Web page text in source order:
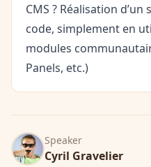
CMS ? Réalisation
code, simplement en
modules
Panels, etc.)
Speaker
Cyril Gravelier